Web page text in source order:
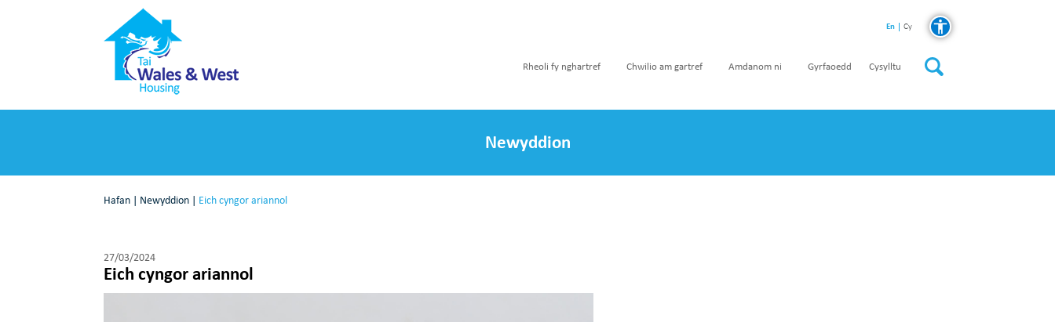
En Cy
Rheoli fy nghartref Chwilio am gartref Amdanom ni Gyrfaoedd Cysylltu
Newyddion
Hafan | Newyddion | Eich cyngor ariannol
27/03/2024
Eich cyngor ariannol